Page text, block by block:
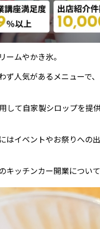
ームやかき氷。
ず人気があるメニューで
して自家製シロップを提
はイベントやお祭りへの
ッチンカー開業について